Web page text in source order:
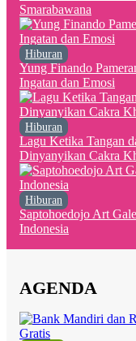
Smarabawana
Hiburan
Yung Finando
Ingatan dan Emosi
Hiburan
Lagu Ketika Tangan
Dinyanyikan Cakra
Hiburan
Saptohoedojo Art
Indonesia
AGENDA